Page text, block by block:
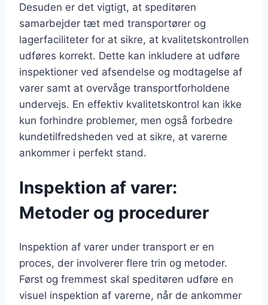
Desuden er det vigtigt, at speditøren
samarbejder tæt med transportører og
lagerfaciliteter for at sikre, at kvalitetskontrollen
udføres korrekt. Dette kan inkludere at udføre
inspektioner ved afsendelse og modtagelse af
varer samt at overvåge transportforholdene
undervejs. En effektiv kvalitetskontrol kan ikke
kun forhindre problemer, men også forbedre
kundetilfredsheden ved at sikre, at varerne
ankommer i perfekt stand.
Inspektion af varer:
Metoder og procedurer
Inspektion af varer under transport er en
proces, der involverer flere trin og metoder.
Først og fremmest skal speditøren udføre en
visuel inspektion af varerne, når de ankommer